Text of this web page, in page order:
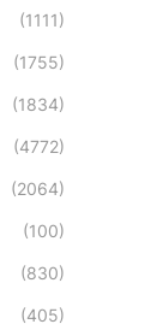
(1111)
(1755)
(1834)
(4772)
(2064)
(100)
(830)
(405)